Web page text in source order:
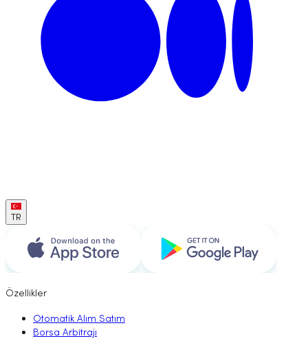
TR
Özellikler
Otomatik Alım Satım
Borsa Arbitrajı